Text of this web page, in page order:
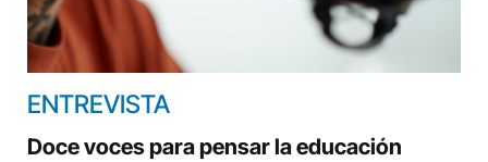
ENTREVISTA
Doce voces para pensar la educación